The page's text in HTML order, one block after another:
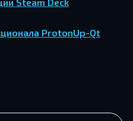
ProtonUp-Qt